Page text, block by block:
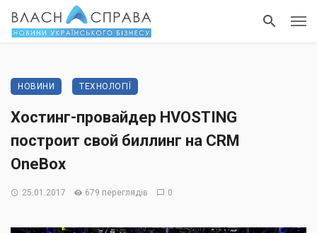
НОВИНИ ТЕХНОЛОГІЇ
Хостинг-провайдер HVOSTING
построит свой биллинг на CRM
OneBox
25.01.2017 679 переглядів 0